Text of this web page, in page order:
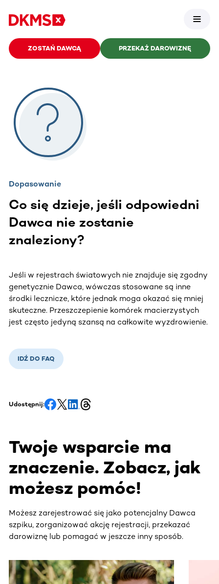
ZOSTAŃ DAWCĄ PRZEKAŻ DAROWIZNĘ
Dopasowanie
Co się dzieje, jeśli odpowiedni
Dawca nie zostanie
znaleziony?
Jeśli w rejestrach światowych nie znajduje się zgodny
genetycznie Dawca, wówczas stosowane są inne
środki lecznicze, które jednak moga okazać się mniej
skuteczne. Przeszczepienie komórek macierzystych
jest często jedyną szansą na całkowite wyzdrowienie.
IDŹ DO FAQ
Udostępnij:
Twoje wsparcie ma
znaczenie. Zobacz, jak
możesz pomóc!
Możesz zarejestrować się jako potencjalny Dawca
szpiku, zorganizować akcję rejestracji, przekazać
darowiznę lub pomagać w jeszcze inny sposób.
Ta sekcja zawiera treści przewijane w poziomie. Użyj